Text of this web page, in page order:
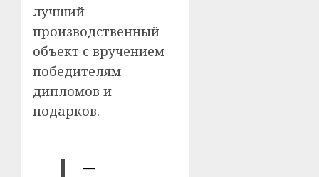
лучший
производственный
объект с вручением
победителям
дипломов и
подарков.
—